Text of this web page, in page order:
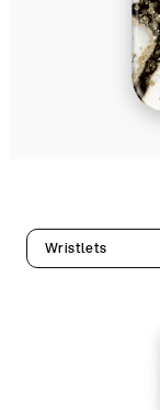
Wristlets